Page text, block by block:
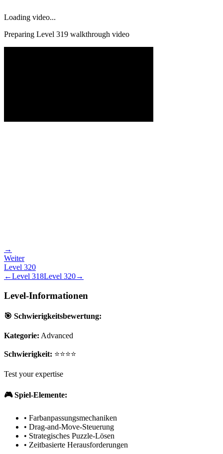
Loading video...
Preparing Level 319 walkthrough video
→
Weiter
Level 320
←Level 318Level 320→
Level-Informationen
🎯 Schwierigkeitsbewertung:
Kategorie: Advanced
Schwierigkeit: ⭐⭐⭐⭐
Test your expertise
🎮 Spiel-Elemente:
• Farbanpassungsmechaniken
• Drag-and-Move-Steuerung
• Strategisches Puzzle-Lösen
• Zeitbasierte Herausforderungen